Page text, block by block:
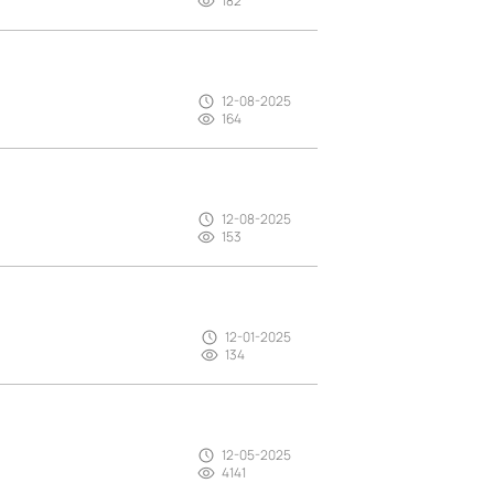
12-08-2025
164
12-08-2025
153
12-01-2025
134
12-05-2025
4141